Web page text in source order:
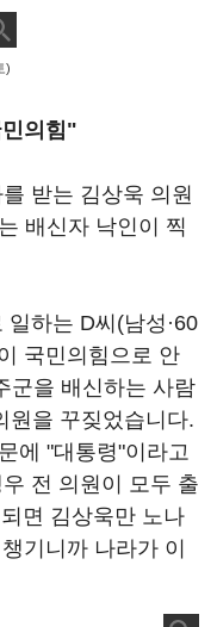
)
의힘"
받는 김상욱 의원
배신자 낙인이 찍
일하는 D씨(남성 ·60
국민의힘으로 안
군을 배신하는 사람
원을 꾸짖었습니다.
에 "대통령"이라고
전 의원이 모두 출
면 김상욱만 노나
기니까 나라가 이